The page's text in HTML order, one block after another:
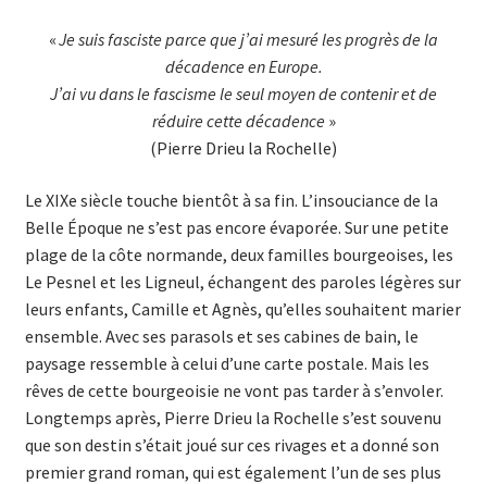
«Je suis fasciste parce que j’ai mesuré les progrès de la
décadence en Europe.
J’ai vu dans le fascisme le seul moyen de contenir et de
réduire cette décadence »
(Pierre Drieu la Rochelle)
Le XIXe siècle touche bientôt à sa fin. L’insouciance de la
Belle Époque ne s’est pas encore évaporée. Sur une petite
plage de la côte normande, deux familles bourgeoises, les
Le Pesnel et les Ligneul, échangent des paroles légères sur
leurs enfants, Camille et Agnès, qu’elles souhaitent marier
ensemble. Avec ses parasols et ses cabines de bain, le
paysage ressemble à celui d’une carte postale. Mais les
rêves de cette bourgeoisie ne vont pas tarder à s’envoler.
Longtemps après, Pierre Drieu la Rochelle s’est ­souvenu
que son destin s’était joué sur ces rivages et a donné son
premier grand roman, qui est également l’un de ses plus